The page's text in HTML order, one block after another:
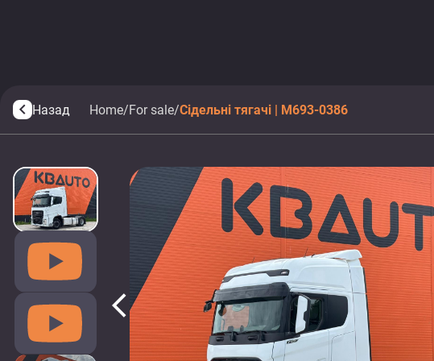
arrow_back_ios Назад Home/For sale/Сідельні тягачі | M693-0386
arrow_back_ios